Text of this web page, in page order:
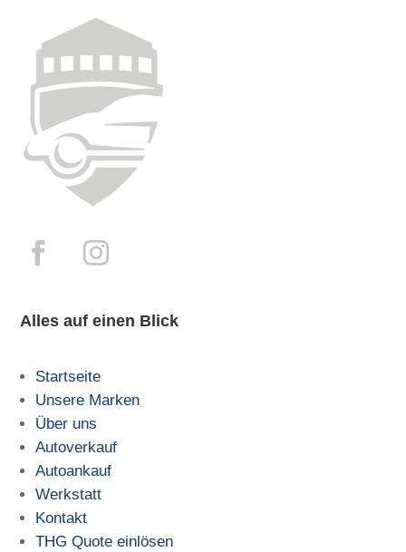
Alles auf einen Blick
Startseite
Unsere Marken
Über uns
Autoverkauf
Autoankauf
Werkstatt
Kontakt
THG Quote einlösen